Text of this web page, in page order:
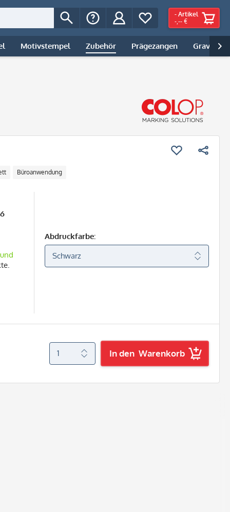
- Artikel
-,-- €
Motivstempel Zubehör Prägezangen Gravur |

Büroanwendung
Abdruckfarbe:
In den Warenkorb